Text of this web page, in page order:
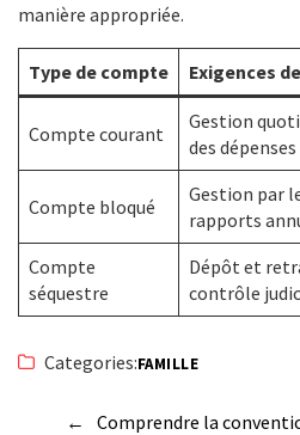
manière appropriée.
Type de compte Exigences
Compte courant
Gestion
des dépenses
Compte bloqué
Gestion par
rapports
Compte
séquestre
Dépôt et
contrôle
Categories:FAMILLE
←
Comprendre la